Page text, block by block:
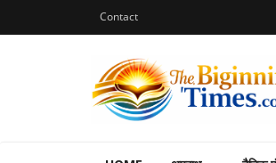
Contact